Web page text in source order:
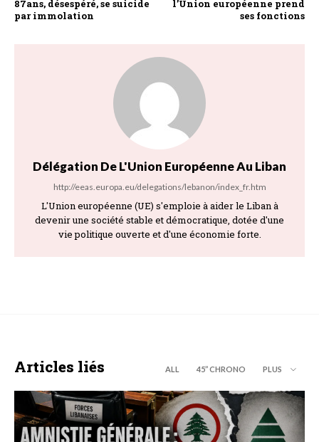
87ans, désespéré, se suicide
par immolation
l’Union européenne prend
ses fonctions
Délégation De L'Union Européenne Au Liban
http://eeas.europa.eu/delegations/lebanon/index_fr.htm
L'Union européenne (UE) s'emploie à aider le Liban à
devenir une société stable et démocratique, dotée d'une
vie politique ouverte et d'une économie forte.
Articles liés ALL 45’’ CHRONO PLUS